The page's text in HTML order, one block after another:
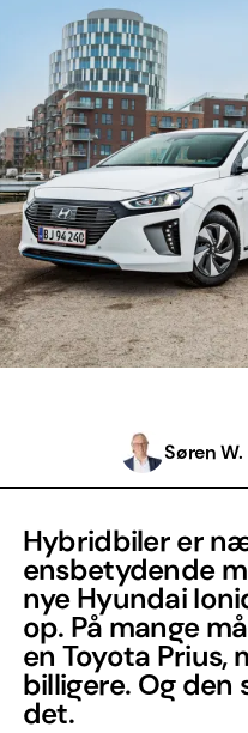
Søren
Hybridbiler er
ensbetydende
nye Hyundai
op. På mange
en Toyota Prius,
billigere. Og
det.